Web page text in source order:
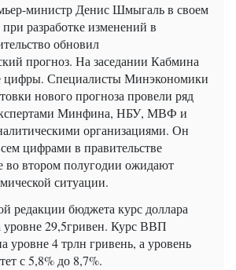
министр Денис Шмыгаль в своем
разработке изменений в
обновил
прогноз. На заседании Кабмина
цифры. Специалисты Минэкономики
нового прогноза провели ряд
Минфина, НБУ, МВФ и
организациями. Он
цифрами в правительстве
во втором полугодии ожидают
ситуации.
редакции бюджета курс доллара
29,5гривен. Курс ВВП
уровне 4 трлн гривень, а уровень
с 5,8% до 8,7%.